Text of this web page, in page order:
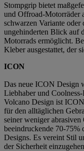
Stompgrip bietet
und Offroad-Motorräder
schwarzen Variante oder
ungehinderten Blick auf
Motorrads ermöglicht.
Kleber ausgestattet, der
ICON
Das neue ICON Design
Liebhaber und
Volcano Design ist
für den alltäglichen
seiner weniger
beeindruckende 70-75%
Designs. Es vereint Stil
der Sicherheit